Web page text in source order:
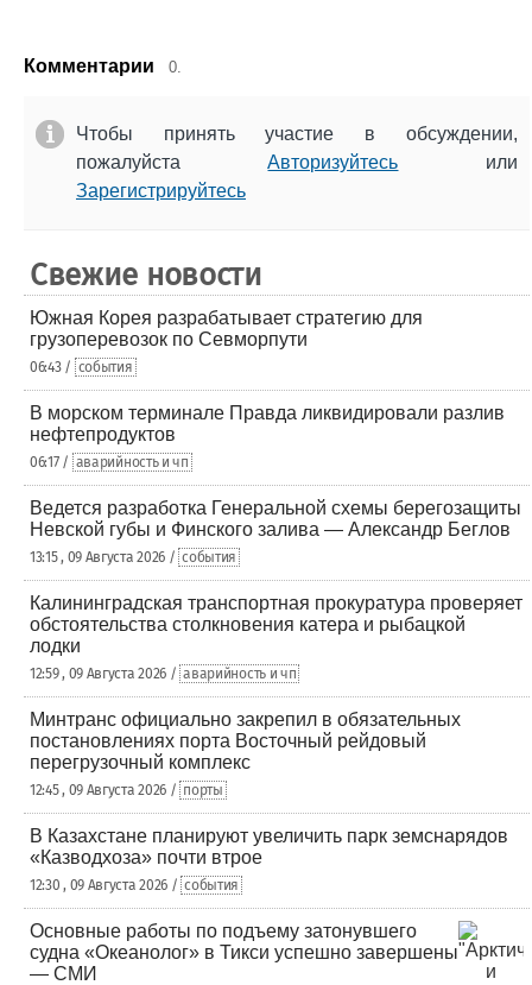
Комментарии 0.
Чтобы принять участие в обсуждении,
пожалуйстаАвторизуйтесь или
Зарегистрируйтесь
Свежие новости
Южная Корея разрабатывает стратегию для
грузоперевозок по Севморпути
06:43 / события
В морском терминале Правда ликвидировали разлив
нефтепродуктов
06:17 / аварийность и чп
Ведется разработка Генеральной схемы берегозащиты
Невской губы и Финского залива — Александр Беглов
13:15 , 09 Августа 2026 / события
Калининградская транспортная прокуратура проверяет
обстоятельства столкновения катера и рыбацкой
лодки
12:59 , 09 Августа 2026 / аварийность и чп
Минтранс официально закрепил в обязательных
постановлениях порта Восточный рейдовый
перегрузочный комплекс
12:45 , 09 Августа 2026 / порты
В Казахстане планируют увеличить парк земснарядов
«Казводхоза» почти втрое
12:30 , 09 Августа 2026 / события
Основные работы по подъему затонувшего
судна «Океанолог» в Тикси успешно завершены
— СМИ